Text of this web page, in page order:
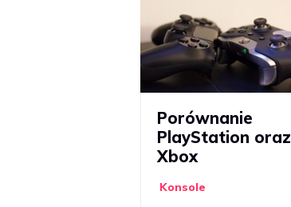
Porównanie
PlayStation oraz
Xbox
Konsole